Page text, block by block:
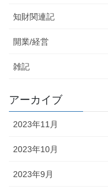
知財関連記
開業/経営
雑記
アーカイブ
2023年11月
2023年10月
2023年9月